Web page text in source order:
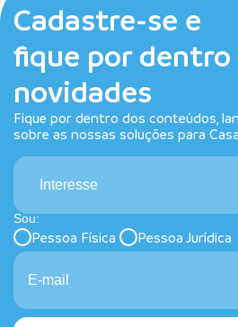
Cadastre-se e
fique por dentro
novidades
Fique por dentro dos conteúdos,
sobre as nossas soluções para
Interesse
Sou:
Pessoa Física Pessoa Jurídica